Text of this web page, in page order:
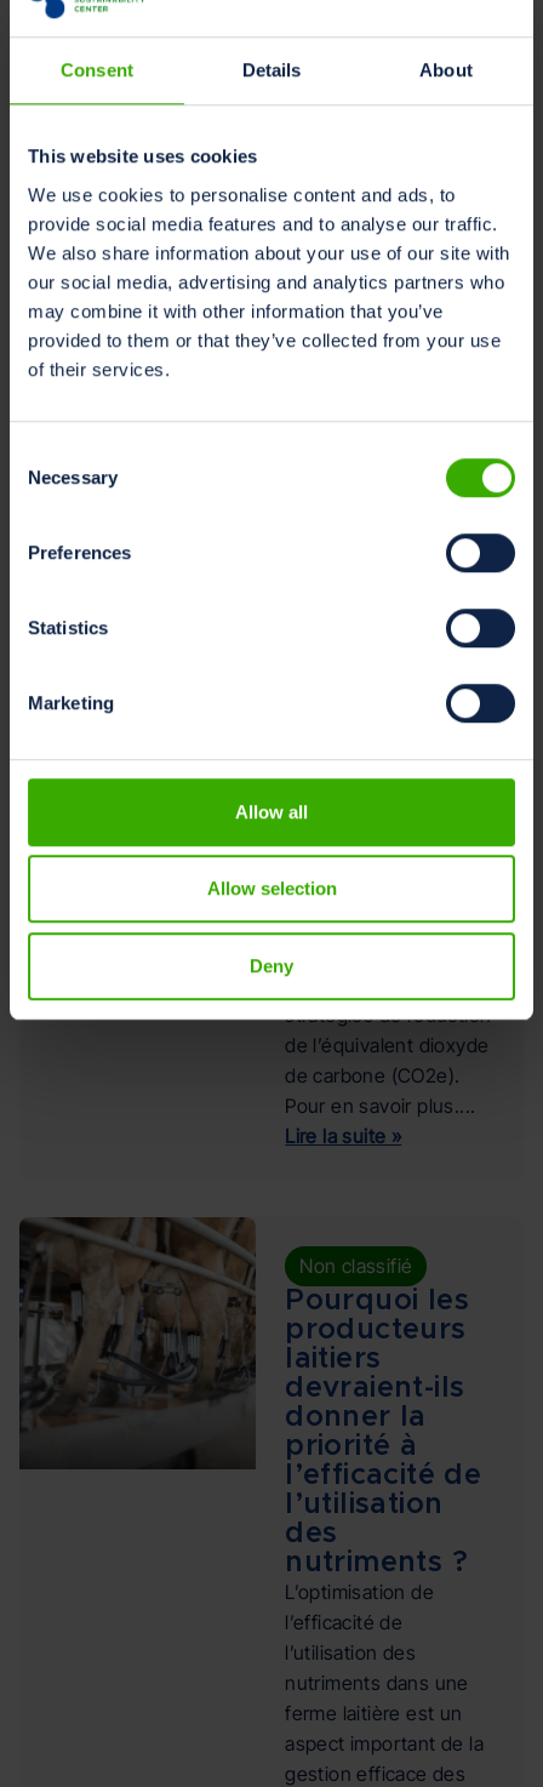
Consent Details About
This website uses cookies
We use cookies to personalise content and ads, to
provide social media features and to analyse our traffic.
We also share information about your use of our site with
our social media, advertising and analytics partners who
may combine it with other information that you’ve
provided to them or that they’ve collected from your use
of their services.
Selection
Necessary
Preferences
Statistics
Marketing
Allow all
Allow selection
Deny
Découvrez comment la
définition du
peuvent transformer
l’élevage laitier avec
des avantages
économiques, sociaux
et
environnementaux....
CO2 et action
climatique :
ce important
pour les
laitiers ?
Un aspect crucial d’une
gestion efficace dans
l’optimisation des
stratégies de réduction
de l’équivalent dioxyde
de carbone (CO2e).
Pour en savoir plus....
Lire la suite »
Non classifié
Pourquoi les
producteurs
laitiers
devraient-ils
donner la
priorité à
l’efficacité de
l’utilisation
des
nutriments ?
L’optimisation de
l’efficacité de
l’utilisation des
nutriments dans une
ferme laitière est un
aspect important de la
gestion efficace des